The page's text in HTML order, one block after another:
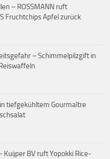
– ROSSMANN ruft
Fruchtchips Apfel zurück
– Schimmelpilzgift in
tiefgekühltem Gourmaître
Kuijper BV ruft Yopokki Rice-